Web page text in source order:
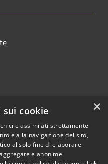
Copyright © 2026 • Comune di
×
cookie
e assimilati strettamente
e alla navigazione del sito,
al solo fine di elaborare
e anonime.